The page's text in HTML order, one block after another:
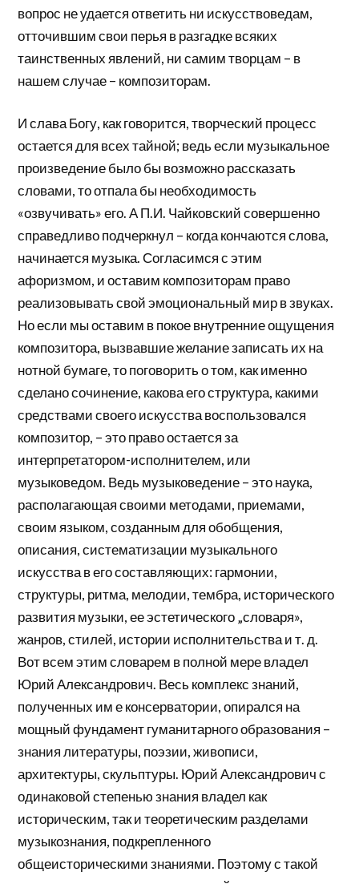
вопрос не удается ответить ни искусствоведам,
отточившим свои перья в разгадке всяких
таинственных явлений, ни самим творцам – в
нашем случае – композиторам.
И слава Богу, как говорится, творческий процесс
остается для всех тайной; ведь если музыкальное
произведение было бы возможно рассказать
словами, то отпала бы необходимость
«озвучивать» его. А П.И. Чайковский совершенно
справедливо подчеркнул – когда кончаются слова,
начинается музыка. Согласимся с этим
афоризмом, и оставим композиторам право
реализовывать свой эмоциональный мир в звуках.
Но если мы оставим в покое внутренние ощущения
композитора, вызвавшие желание записать их на
нотной бумаге, то поговорить о том, как именно
сделано сочинение, какова его структура, какими
средствами своего искусства воспользовался
композитор, – это право остается за
интерпретатором-исполнителем, или
музыковедом. Ведь музыковедение – это наука,
располагающая своими методами, приемами,
своим языком, созданным для обобщения,
описания, систематизации музыкального
искусства в его составляющих: гармонии,
структуры, ритма, мелодии, тембра, исторического
развития музыки, ее эстетического „словаря»,
жанров, стилей, истории исполнительства и т. д.
Вот всем этим словарем в полной мере владел
Юрий Александрович. Весь комплекс знаний,
полученных им е консерватории, опирался на
мощный фундамент гуманитарного образования –
знания литературы, поэзии, живописи,
архитектуры, скульптуры. Юрий Александрович с
одинаковой степенью знания владел как
историческим, так и теоретическим разделами
музыкознания, подкрепленного
общеисторическими знаниями. Поэтому с такой